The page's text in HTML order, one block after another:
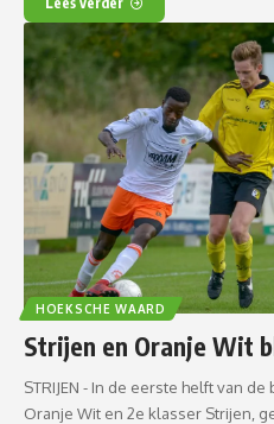
HOEKSCHE WAARD
Strijen en Oranje Wit
STRIJEN - In de eerste helft van
Oranje Wit en 2e klasser Strijen,